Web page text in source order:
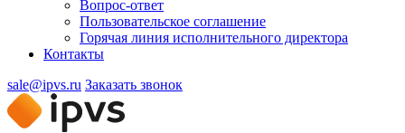
Вопрос-ответ
Пользовательское соглашение
Горячая линия исполнительного директора
Контакты
sale@ipvs.ru Заказать звонок